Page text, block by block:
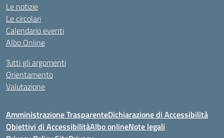
Le notizie
Le circolari
Calendario eventi
Albo Online
Tutti gli argomenti
Orientamento
Valutazione
Amministrazione TrasparenteDichiarazione di Accessibilità
Obiettivi di AccessibilitàAlbo onlineNote legali